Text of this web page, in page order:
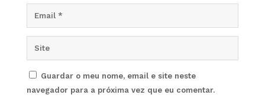
Guardar o meu nome, email e site neste
navegador para a próxima vez que eu comentar.